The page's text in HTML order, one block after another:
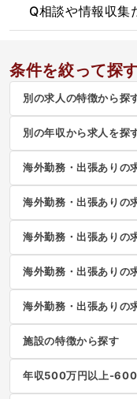
Q相談や情報収集
条件を絞って探
別の求人の特徴から探
別の年収から求人を探
海外勤務・出張ありの
海外勤務・出張ありの
海外勤務・出張ありの
海外勤務・出張ありの
海外勤務・出張ありの
施設の特徴から探す
年収500万円以上-600